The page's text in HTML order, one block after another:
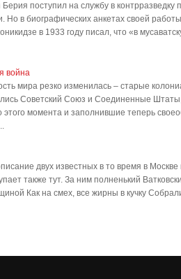
поступил на службу в контрразведку
Но в биографических анкетах своей
в 1933 году писал, что «в
война
мира резко изменилась – старые
Советский Союз и Соединенные
момента и заполнившие теперь
двух известных в то время в
также тут. За ним полненький
Как на смех, все жирны в кучку